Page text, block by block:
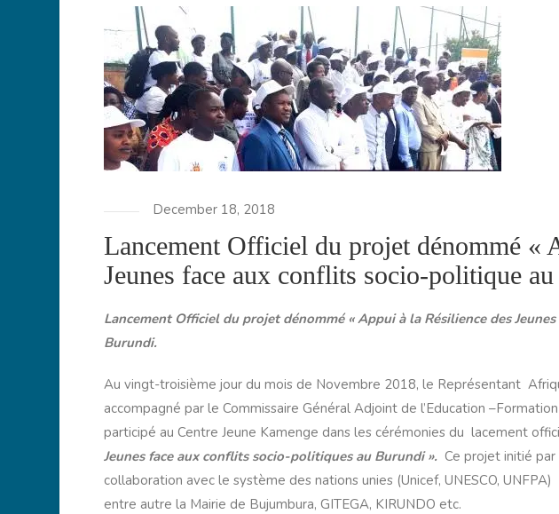
December 18, 2018
Lancement Officiel du projet dénommé «
Jeunes face aux conflits socio-politique
Lancement Officiel du projet dénommé « Appui à la Résilience des
Burundi.
Au vingt-troisième jour du mois de Novembre 2018, le Représentant
accompagné par le Commissaire Général Adjoint de l’Education
participé au Centre Jeune Kamenge dans les cérémonies du lacement
Jeunes face aux conflits socio-politiques au Burundi ». Ce projet initié
collaboration avec le système des nations unies (Unicef, UNESCO,
entre autre la Mairie de Bujumbura, GITEGA, KIRUNDO etc.